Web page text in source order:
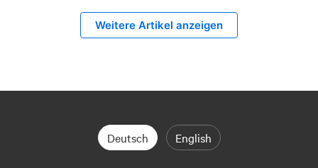
Weitere Artikel anzeigen
Deutsch English